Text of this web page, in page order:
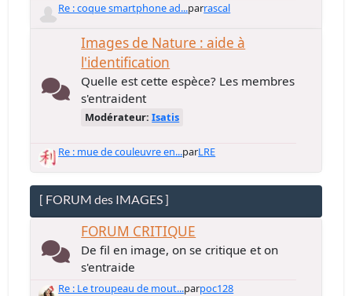
Re : coque smartphone ad...parrascal
Images de Nature : aide à
l'identification
Quelle est cette espèce? Les membres
s'entraident
Modérateur:Isatis
Re : mue de couleuvre en...parLRE
[ FORUM des IMAGES ]
FORUM CRITIQUE
De fil en image, on se critique et on
s'entraide
Re : Le troupeau de mout...parpoc128